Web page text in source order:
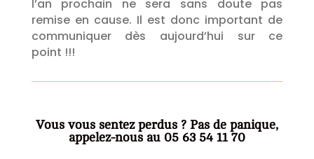
l’an prochain ne sera sans doute pas
remise en cause. Il est donc important de
communiquer dès aujourd’hui sur ce
point !!!
Vous vous sentez perdus ? Pas de panique,
appelez-nous au 05 63 54 11 70